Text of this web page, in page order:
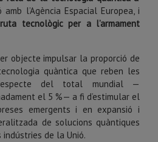
amb l’Agència Espacial Europea, i
tecnològic per a l’armament
objecte impulsar la proporció de
quàntica que reben les
respecte del total mundial —
el 5 %— a fi d’estimular el
emergents i en expansió i
de solucions quàntiques
de la Unió.